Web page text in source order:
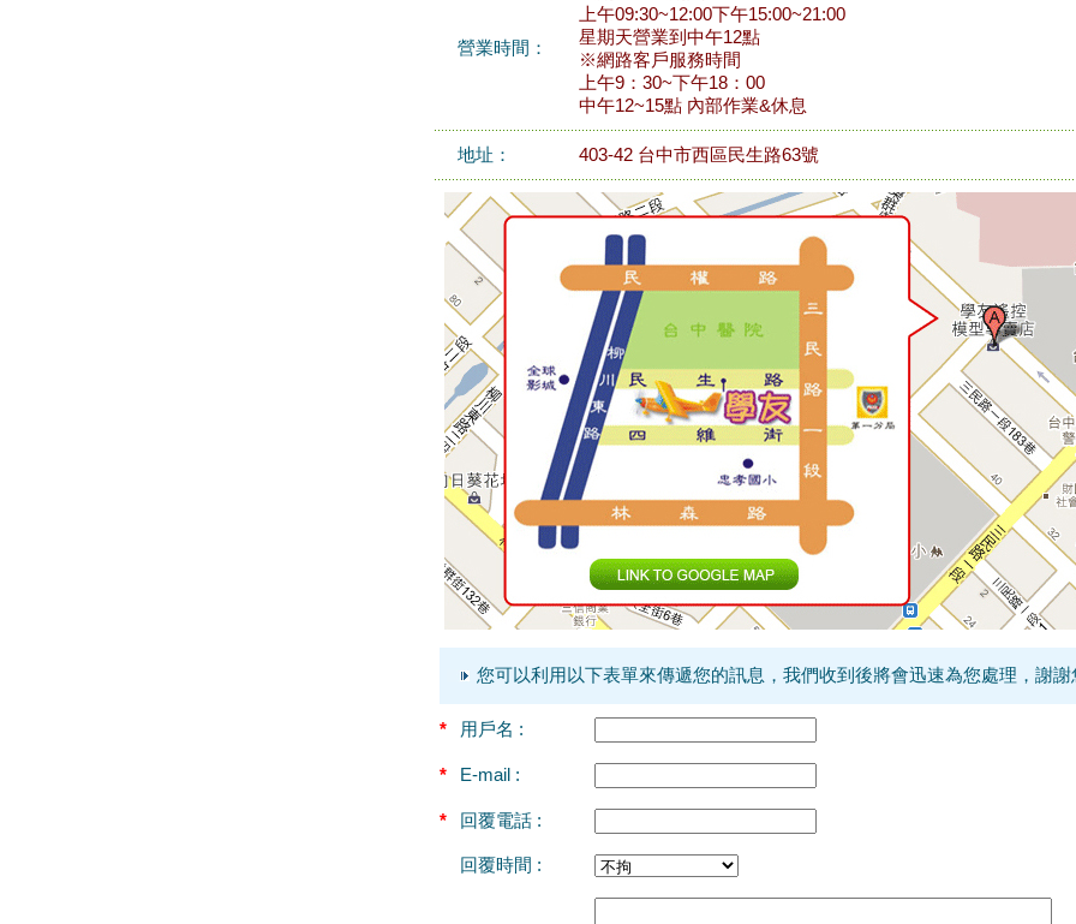
營業時間：
上午09:30~12:00下午15:00~21:00
星期天營業到中午12點
※網路客戶服務時間
上午9：30~下午18：00
中午12~15點 內部作業&休息
地址： 403-42 台中市西區民生路63號
您可以利用以下表單來傳遞您的訊息，我們收到後將會迅速為您處理，謝
* 用戶名 :
* E-mail :
* 回覆電話 :
回覆時間 :